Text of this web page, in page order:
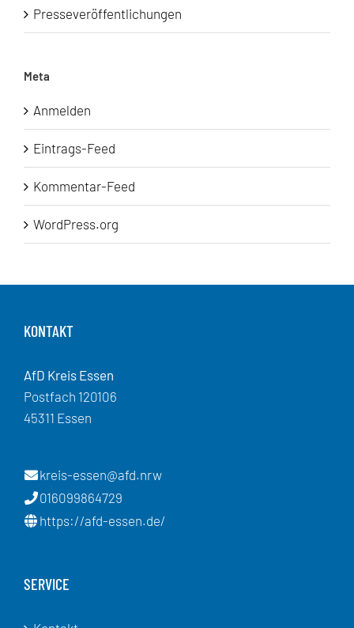
Presseveröffentlichungen
Meta
Anmelden
Eintrags-Feed
Kommentar-Feed
WordPress.org
KONTAKT
AfD Kreis Essen
Postfach 120106
45311 Essen
kreis-essen@afd.nrw
016099864729
https://afd-essen.de/
SERVICE